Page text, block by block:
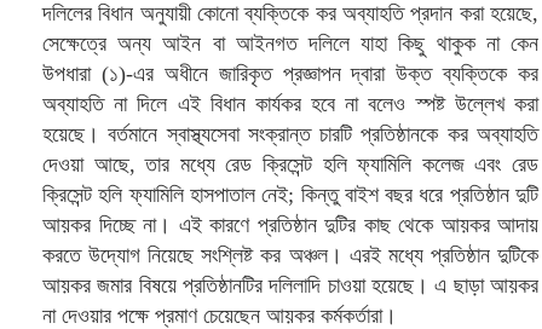
দলিলের বিধান অনুযায়ী কোনো ব্যক্তিকে কর অব্যাহতি প্রদান করা হয়েছে,
সেক্ষেত্রে অন্য আইন বা আইনগত দলিলে যাহা কিছু থাকুক না কেন
উপধারা (১)-এর অধীনে জারিকৃত প্রজ্ঞাপন দ্বারা উক্ত ব্যক্তিকে কর
অব্যাহতি না দিলে এই বিধান কার্যকর হবে না বলেও স্পষ্ট উল্লেখ করা
হয়েছে। বর্তমানে স্বাস্থ্যসেবা সংক্রান্ত চারটি প্রতিষ্ঠানকে কর অব্যাহতি
দেওয়া আছে, তার মধ্যে রেড ক্রিসেন্ট হলি ফ্যামিলি কলেজ এবং রেড
ক্রিসেন্ট হলি ফ্যামিলি হাসপাতাল নেই; কিন্তু বাইশ বছর ধরে প্রতিষ্ঠান দুটি
আয়কর দিচ্ছে না। এই কারণে প্রতিষ্ঠান দুটির কাছ থেকে আয়কর আদায়
করতে উদ্যোগ নিয়েছে সংশ্লিষ্ট কর অঞ্চল। এরই মধ্যে প্রতিষ্ঠান দুটিকে
আয়কর জমার বিষয়ে প্রতিষ্ঠানটির দলিলাদি চাওয়া হয়েছে। এ ছাড়া আয়কর
না দেওয়ার পক্ষে প্রমাণ চেয়েছেন আয়কর কর্মকর্তারা।